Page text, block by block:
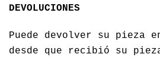
DEVOLUCIONES
Puede devolver su pieza
desde que recibió su